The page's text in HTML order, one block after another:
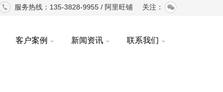
服务热线：135-3828-9955 / 阿里旺铺 关注：
客户案例 新闻资讯 联系我们